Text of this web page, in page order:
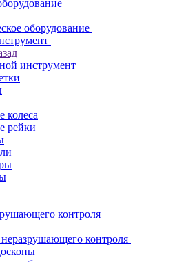
оборудование
инструмент
колеса
рейки
контроля
контроля